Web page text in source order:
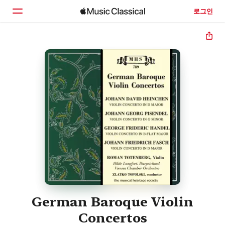
로그인
둘러보기
German Baroque Violin
Concertos